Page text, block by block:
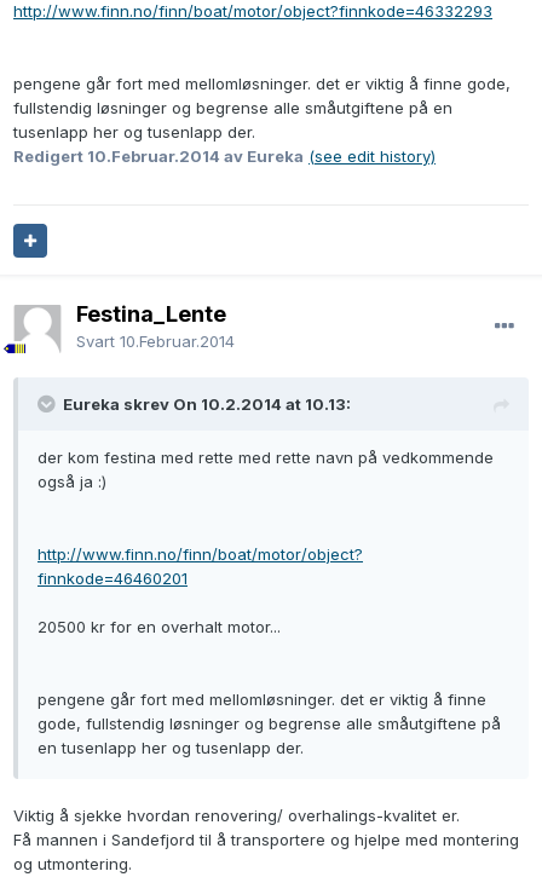
http://www.finn.no/finn/boat/motor/object?finnkode=46332293
pengene går fort med mellomløsninger. det er viktig å finne gode,
fullstendig løsninger og begrense alle småutgiftene på en
tusenlapp her og tusenlapp der.
Redigert 10.Februar.2014 av Eureka (see edit history)
Festina_Lente
Svart 10.Februar.2014
Eureka skrev On 10.2.2014 at 10.13:
der kom festina med rette med rette navn på vedkommende
også ja :)
http://www.finn.no/finn/boat/motor/object?
finnkode=46460201
20500 kr for en overhalt motor...
pengene går fort med mellomløsninger. det er viktig å finne
gode, fullstendig løsninger og begrense alle småutgiftene på
en tusenlapp her og tusenlapp der.
Viktig å sjekke hvordan renovering/ overhalings-kvalitet er.
Få mannen i Sandefjord til å transportere og hjelpe med montering
og utmontering.